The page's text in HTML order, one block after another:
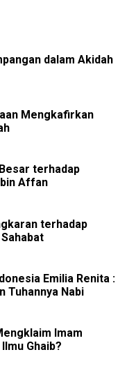
dalam Akidah
Mengkafirkan
terhadap
Affan
terhadap
Emilia Renita :
Tuhannya Nabi
Imam
Ghaib?